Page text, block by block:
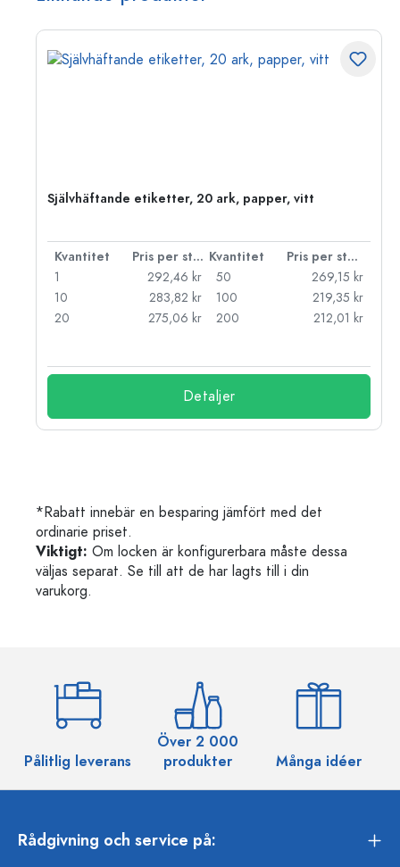
Självhäftande etiketter, 20 ark, papper, vitt
Kvantitet Pris per styck Kvantitet
Pris per styck
1
292,46 kr
10
283,82 kr
20
275,06 kr
50
269,15 kr
100
219,35 kr
200
212,01 kr
Detaljer
*Rabatt innebär en besparing jämfört med det
ordinarie priset.
Viktigt: Om locken är konfigurerbara måste dessa
väljas separat. Se till att de har lagts till i din
varukorg.
Pålitlig leverans
Över 2 000
produkter
Många idéer
Rådgivning och service på: